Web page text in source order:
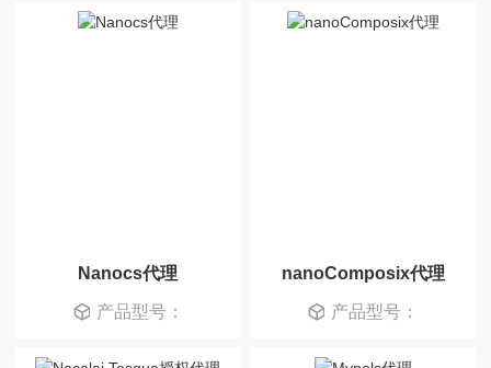
Nanocs代理
产品型号：
nanoComposix代理
产品型号：